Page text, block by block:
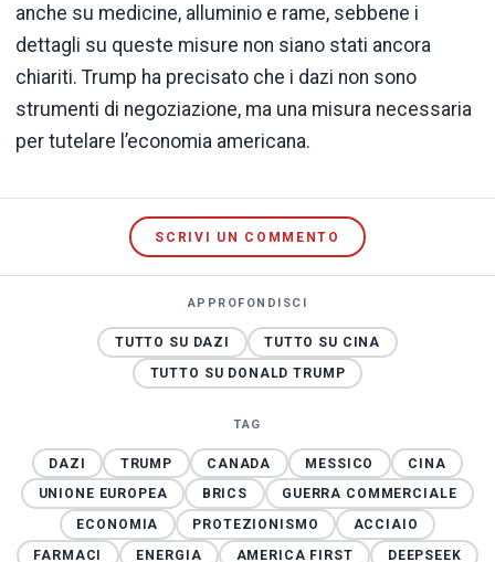
anche su medicine, alluminio e rame, sebbene i
dettagli su queste misure non siano stati ancora
chiariti. Trump ha precisato che i dazi non sono
strumenti di negoziazione, ma una misura necessaria
per tutelare l’economia americana.
SCRIVI UN COMMENTO
APPROFONDISCI
TUTTO SU DAZI
TUTTO SU CINA
TUTTO SU DONALD TRUMP
TAG
DAZI TRUMP CANADA MESSICO
CINA
UNIONE EUROPEA
BRICS
GUERRA COMMERCIALE
ECONOMIA
PROTEZIONISMO
ACCIAIO
FARMACI
ENERGIA AMERICA FIRST
DEEPSEEK